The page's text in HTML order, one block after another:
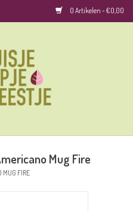
0 Artikelen - €0,00
Mug Fire
MUG FIRE